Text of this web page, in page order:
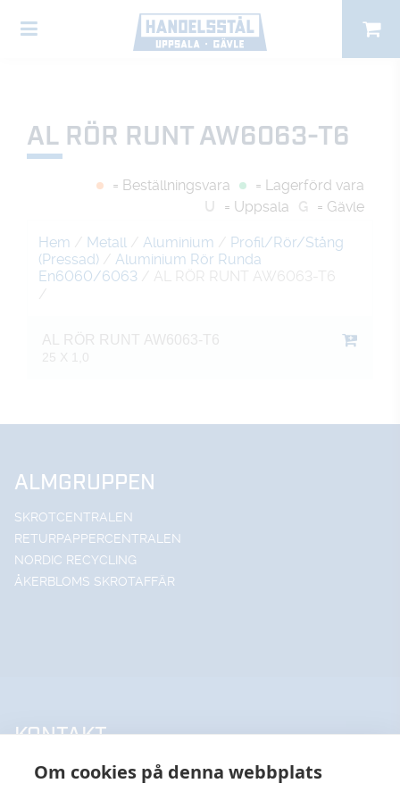
Om cookies på denna webbplats
AL RÖR RUNT AW6063-T6
= Beställningsvara
= Lagerförd vara
U
= Uppsala G = Gävle
Hem / Metall / Aluminium / Profil/Rör/Stång
(Pressad) / Aluminium Rör Runda
En6060/6063 / AL RÖR RUNT AW6063-T6
/
AL RÖR RUNT AW6063-T6
25 X 1,0
ALMGRUPPEN
SKROTCENTRALEN
RETURPAPPERCENTRALEN
NORDIC RECYCLING
ÅKERBLOMS SKROTAFFÄR
KONTAKT
UPPSALA HANDELSSTÅL AB